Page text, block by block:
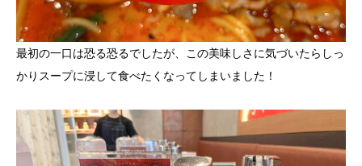
最初の一口は恐る恐るでしたが、この美味しさに気づいたらしっ
かりスープに浸して食べたくなってしまいました！